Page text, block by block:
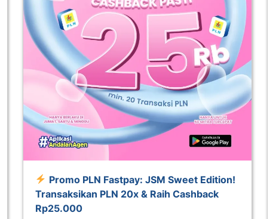
Promo PLN Fastpay: JSM Sweet Edition!
Transaksikan PLN 20x & Raih Cashback
Rp25.000